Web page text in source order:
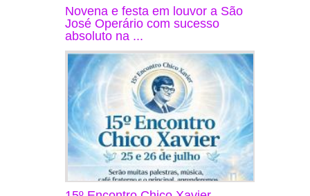
Novena e festa em louvor a São
José Operário com sucesso
absoluto na ...